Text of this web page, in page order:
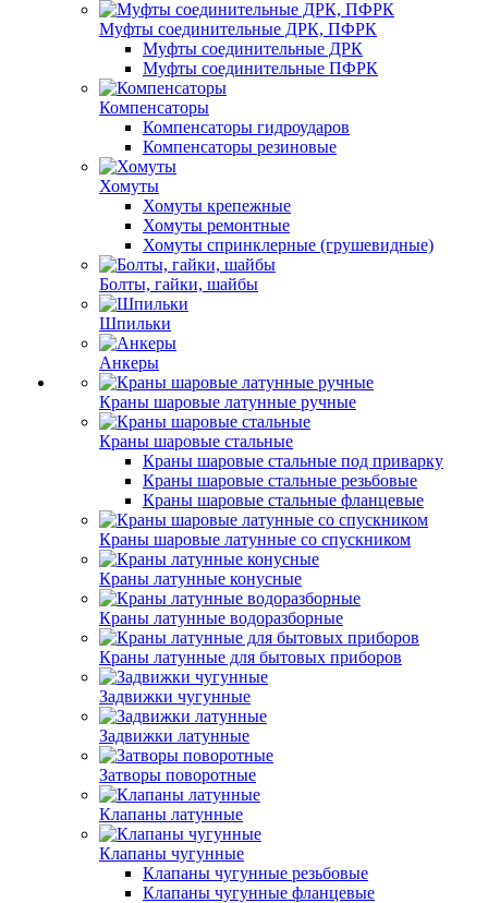
Муфты соединительные ДРК, ПФРК
Муфты соединительные ДРК
Муфты соединительные ПФРК
Компенсаторы
Компенсаторы гидроударов
Компенсаторы резиновые
Хомуты
Хомуты крепежные
Хомуты ремонтные
Хомуты спринклерные (грушевидные)
Болты, гайки, шайбы
Шпильки
Анкеры
Краны шаровые латунные ручные
Краны шаровые стальные
Краны шаровые стальные под приварку
Краны шаровые стальные резьбовые
Краны шаровые стальные фланцевые
Краны шаровые латунные со спускником
Краны латунные конусные
Краны латунные водоразборные
Краны латунные для бытовых приборов
Задвижки чугунные
Задвижки латунные
Затворы поворотные
Клапаны латунные
Клапаны чугунные
Клапаны чугунные резьбовые
Клапаны чугунные фланцевые